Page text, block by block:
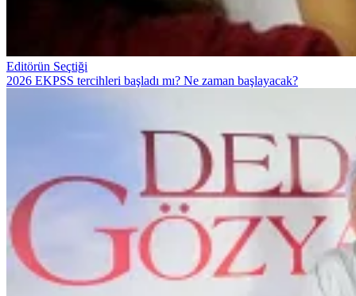
Editörün Seçtiği
2026 EKPSS tercihleri başladı mı? Ne zaman başlayacak?